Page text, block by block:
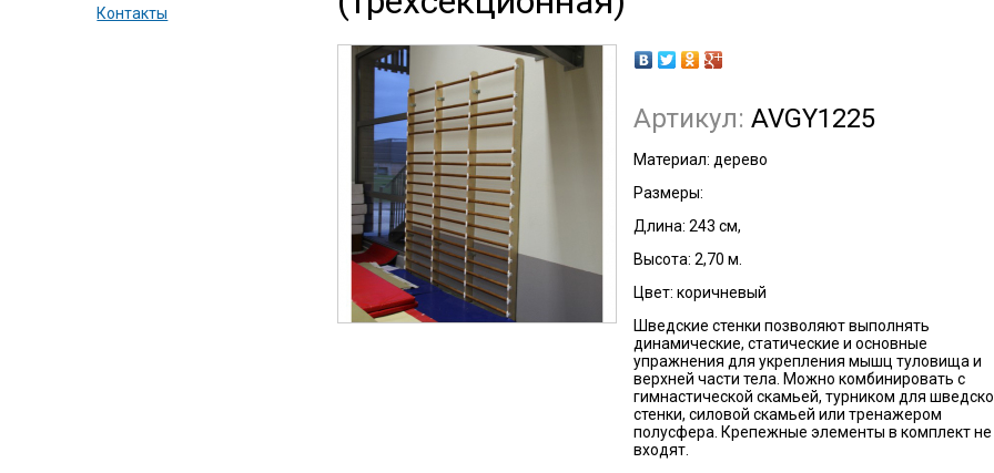
Контакты
Артикул: AVGY1225
Материал: дерево
Размеры:
Длина: 243 см,
Высота: 2,70 м.
Цвет: коричневый
Шведские стенки позволяют выполнять
динамические, статические и основные
упражнения для укрепления мышц туловища и
верхней части тела. Можно комбинировать с
гимнастической скамьей, турником для
стенки, силовой скамьей или тренажером
полусфера. Крепежные элементы в комплект не
входят.